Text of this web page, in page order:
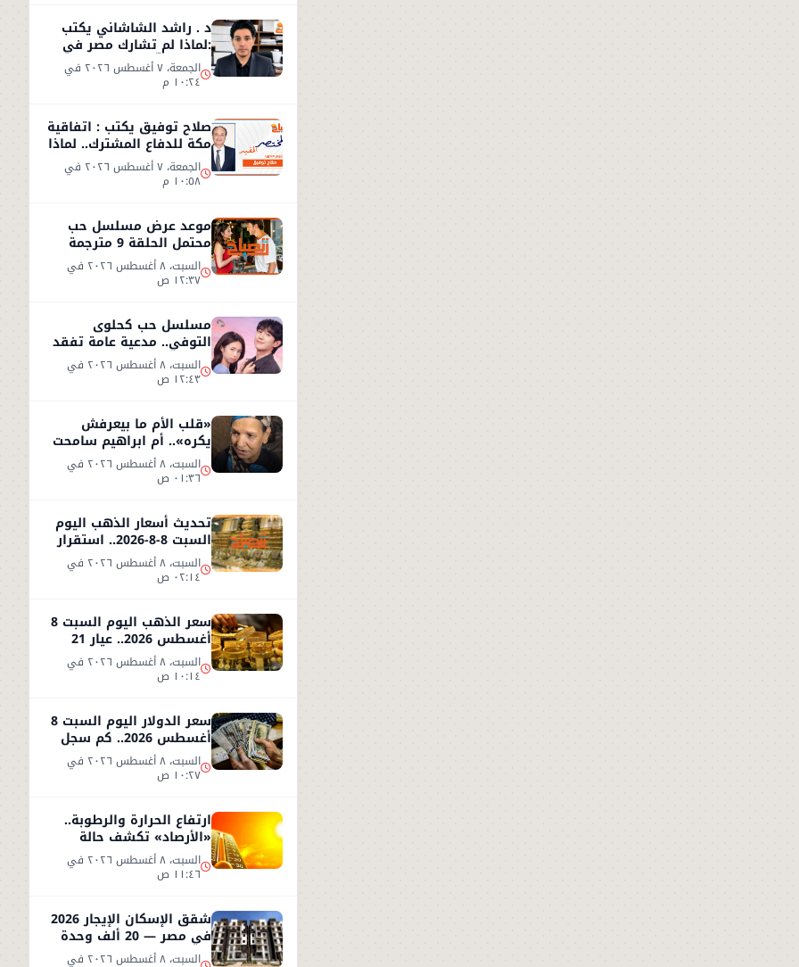
د . راشد الشاشاني يكتب
:لماذا لم تشارك مصر في
اتفاق مكّة ؟ الجمعة، ٧ أغسطس ٢٠٢٦ في
١٠:٢٤ م
صلاح توفيق يكتب : اتفاقية
مكة للدفاع المشترك.. لماذا
غابت مصر؟ الجمعة، ٧ أغسطس ٢٠٢٦ في
١٠:٥٨ م
موعد عرض مسلسل حب
محتمل الحلقة 9 مترجمة
على شاهد السبت، ٨ أغسطس ٢٠٢٦ في
١٢:٣٧ ص
مسلسل حب كحلوى
التوفي.. مدعية عامة تفقد
ذاكرتها وتبدأ قصة حب
غامضة السبت، ٨ أغسطس ٢٠٢٦ في
١٢:٤٣ ص
«قلب الأم ما بيعرفش
يكره».. أم ابراهيم سامحت
ابنها بعد طردها من المنزل
!! السبت، ٨ أغسطس ٢٠٢٦ في
٠١:٣٦ ص
تحديث أسعار الذهب اليوم
السبت 8-8-2026.. استقرار
نسبي في سوق الصاغة
السبت، ٨ أغسطس ٢٠٢٦ في
٠٢:١٤ ص
سعر الذهب اليوم السبت 8
أغسطس 2026.. عيار 21
يحافظ على مستواه السبت، ٨ أغسطس ٢٠٢٦ في
١٠:١٤ ص
سعر الدولار اليوم السبت 8
أغسطس 2026.. كم سجل
مقابل الجنيه؟ السبت، ٨ أغسطس ٢٠٢٦ في
١٠:٢٧ ص
ارتفاع الحرارة والرطوبة..
«الأرصاد» تكشف حالة
الطقس اليوم السبت 8
أغسطس السبت، ٨ أغسطس ٢٠٢٦ في
١١:٤٦ ص
شقق الإسكان الإيجار 2026
في مصر — 20 ألف وحدة
تبدأ من 1500 جنيه شهريًا السبت، ٨ أغسطس ٢٠٢٦ في